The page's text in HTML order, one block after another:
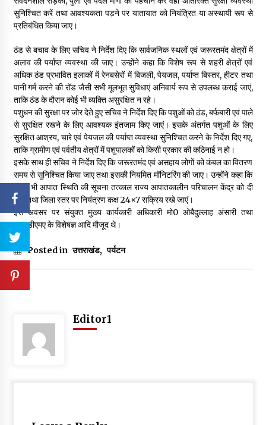
सुनिश्चित करें तथा आवश्यकता पड़ने पर यातायात को नियंत्रित या अस्थायी रूप से
प्रतिबंधित किया जाए।
ठंड से बचाव के लिए सचिव ने निर्देश दिए कि सार्वजनिक स्थलों एवं जरूरतमंद क्षेत्रों में
अलाव की पर्याप्त व्यवस्था की जाए। उन्होंने कहा कि विशेष रूप से शहरी क्षेत्रों एवं
अधिक ठंड प्रभावित इलाकों में रेनबसेरों में बिजली, पेयजल, पर्याप्त बिस्तर, हीटर तथा
पानी गर्म करने की रॉड जैसी सभी मूलभूत सुविधाएं अनिवार्य रूप से उपलब्ध कराई जाएं,
ताकि ठंड के दौरान कोई भी व्यक्ति असुरक्षित न रहे।
पशुधन की सुरक्षा पर जोर देते हुए सचिव ने निर्देश दिए कि पशुओं को ठंड, बर्फबारी एवं पाले
से सुरक्षित रखने के लिए आवश्यक इंतजाम किए जाएं। इसके अंतर्गत पशुओं के लिए
सुरक्षित आश्रय, चारे एवं पेयजल की पर्याप्त व्यवस्था सुनिश्चित करने के निर्देश दिए गए,
ताकि ग्रामीण एवं पर्वतीय क्षेत्रों में पशुपालकों को किसी प्रकार की कठिनाई न हो।
इसके साथ ही सचिव ने निर्देश दिए कि जरूरतमंद एवं असहाय लोगों को कंबल का वितरण
समय से सुनिश्चित किया जाए तथा इसकी नियमित मॉनिटरिंग की जाए। उन्होंने कहा कि
किसी भी आपात स्थिति की सूचना तत्काल राज्य आपातकालीन परिचालन केंद्र को दी
जाए तथा जिला स्तर पर नियंत्रण कक्ष 24×7 सक्रिय रखे जाएं।
इस अवसर पर संयुक्त मुख्य कार्यकारी अधिकारी मो0 ओबैदुल्लाह अंसारी तथा
यूएसडीएमए के विशेषज्ञ आदि मौजूद थे।
Posted in उत्तराखंड, पर्यटन
Editor1